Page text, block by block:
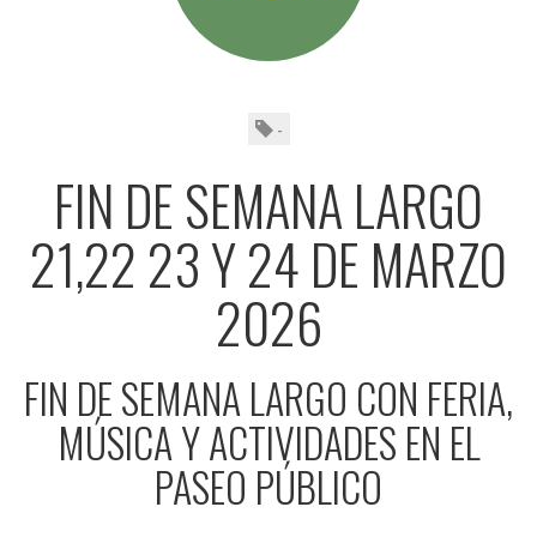
-
FIN DE SEMANA LARGO
21,22 23 Y 24 DE MARZO
2026
FIN DE SEMANA LARGO CON FERIA,
MÚSICA Y ACTIVIDADES EN EL
PASEO PÚBLICO